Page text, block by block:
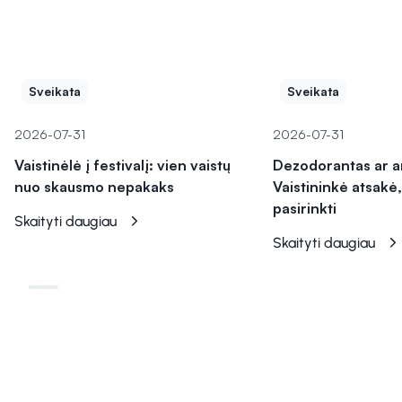
Sveikata
2026-07-31
Vaistinėlė į festivalį: vien vaistų
nuo skausmo nepakaks
Skaityti daugiau
Sveikata
2026-07-31
Dezodorantas ar
Vaistininkė
pasirinkti
Skaityti daugiau